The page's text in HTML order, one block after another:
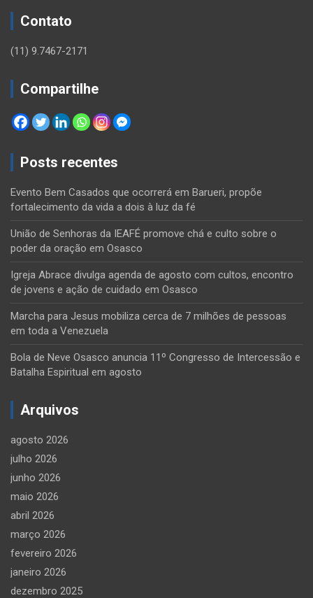
Contato
(11) 9.7467-2171
Compartilhe
Posts recentes
Evento Bem Casados que ocorrerá em Barueri, propõe
fortalecimento da vida a dois à luz da fé
União de Senhoras da IEAFÉ promove chá e culto sobre o
poder da oração em Osasco
Igreja Abrace divulga agenda de agosto com cultos, encontro
de jovens e ação de cuidado em Osasco
Marcha para Jesus mobiliza cerca de 7 milhões de pessoas
em toda a Venezuela
Bola de Neve Osasco anuncia 11º Congresso de Intercessão e
Batalha Espiritual em agosto
Arquivos
agosto 2026
julho 2026
junho 2026
maio 2026
abril 2026
março 2026
fevereiro 2026
janeiro 2026
dezembro 2025